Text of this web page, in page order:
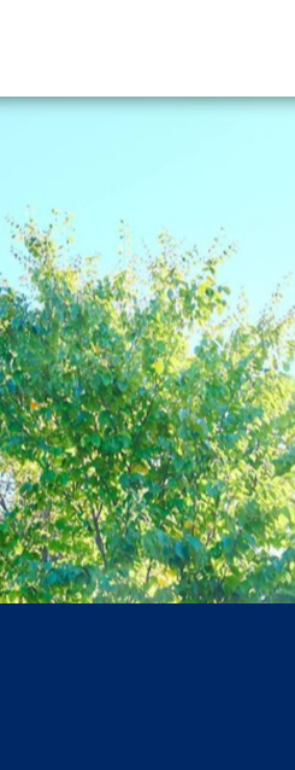
・短大の資料種類から請求
ンフ
学部・学科パンフ
選抜・学校推薦型選抜 募集要項
学共通テスト利用選抜の募集要項
・短大以外の資料から請
校の資料請求 大学院の資料請求
学共通テスト「受験案内」の請求
学共通テスト「受験上の配慮案内